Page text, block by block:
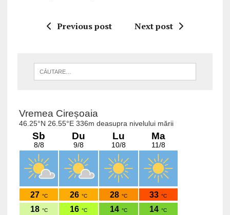
Previous post Next post